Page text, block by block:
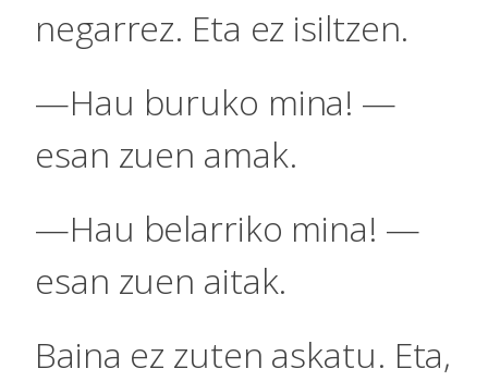
negarrez. Eta ez isiltzen.
—Hau buruko mina! —
esan zuen amak.
—Hau belarriko mina! —
esan zuen aitak.
Baina ez zuten askatu. Eta,